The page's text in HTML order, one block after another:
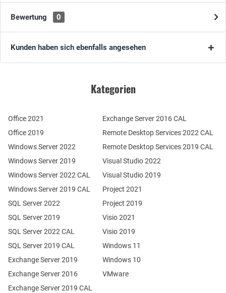
Bewertung 0
Kunden haben sich ebenfalls angesehen
Kategorien
Office 2021
Office 2019
Windows Server 2022
Windows Server 2019
Exchange Server 2019
Exchange Server 2016
SQL Server 2022
SQL Server 2019
Windows Server 2022 CAL
Windows Server 2019 CAL
SQL Server 2022 CAL
SQL Server 2019 CAL
Remote Desktop Services 2022 CAL
Remote Desktop Services 2019 CAL
Exchange Server 2019 CAL
Exchange Server 2016 CAL
Visual Studio 2022
Visual Studio 2019
Project 2021
Project 2019
Visio 2021
Visio 2019
Windows 11
Windows 10
VMware